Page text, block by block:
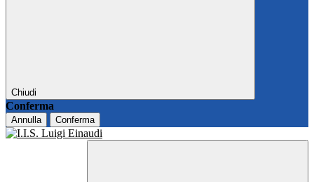
Chiudi
Conferma
Annulla Conferma